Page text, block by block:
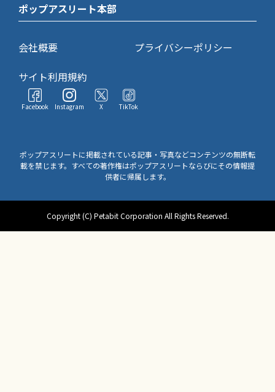
ポップアスリート本部
会社概要
プライバシーポリシー
サイト利用規約
Facebook Instagram X TikTok
ポップアスリートに掲載されている記事・写真などコンテンツの無断転
載を禁じます。すべての著作権はポップアスリートならびにその情報提
供者に帰属します。
Copyright (C) Petabit Corporation All Rights Reserved.